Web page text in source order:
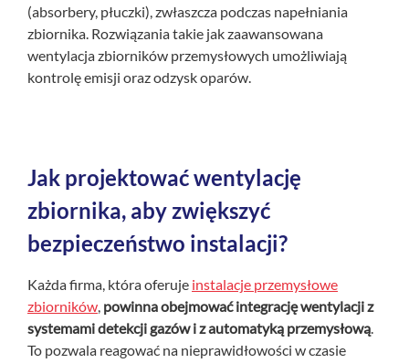
(absorbery, płuczki), zwłaszcza podczas napełniania
zbiornika. Rozwiązania takie jak zaawansowana
wentylacja zbiorników przemysłowych umożliwiają
kontrolę emisji oraz odzysk oparów.
Jak projektować wentylację
zbiornika, aby zwiększyć
bezpieczeństwo instalacji?
Każda firma, która oferuje instalacje przemysłowe
zbiorników, powinna obejmować integrację wentylacji z
systemami detekcji gazów i z automatyką przemysłową.
To pozwala reagować na nieprawidłowości w czasie